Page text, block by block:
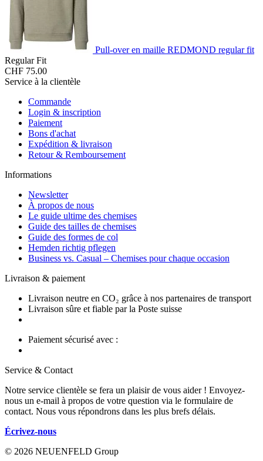
Pull-over en maille REDMOND regular fit
Regular Fit
CHF 75.00
Service à la clientèle
Commande
Login & inscription
Paiement
Bons d'achat
Expédition & livraison
Retour & Remboursement
Informations
Newsletter
À propos de nous
Le guide ultime des chemises
Guide des tailles de chemises
Guide des formes de col
Hemden richtig pflegen
Business vs. Casual – Chemises pour chaque occasion
Livraison & paiement
Livraison neutre en CO₂ grâce à nos partenaires de transport
Livraison sûre et fiable par la Poste suisse
Paiement sécurisé avec :
Service & Contact
Notre service clientèle se fera un plaisir de vous aider ! Envoyez-
nous un e-mail à propos de votre question via le formulaire de
contact. Nous vous répondrons dans les plus brefs délais.
Écrivez-nous
© 2026 NEUENFELD Group